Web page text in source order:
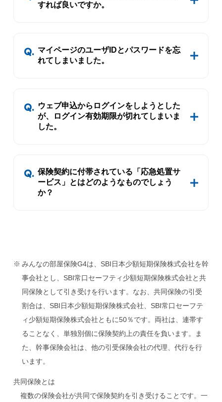
すれば良いですか。
マイページのユーザIDとパスワードを忘
れてしまいました。
ウェブ申込からログインをしようとした
が、ログイン有効期限が切れてしまいま
した。
保険契約に付帯されている「応急処置サ
ービス」とはどのようなものでしょう
か？
みんなの部屋保険G4は、SBI日本少額短期保険株式会社を幹
事会社とし、SBI常口セーフティ少額短期保険株式会社と共
同保険として引き受けを行います。なお、共同保険の引受
割合は、SBI日本少額短期保険株式会社、SBI常口セーフテ
ィ少額短期保険株式会社ともに50％です。両社は、連帯す
ることなく、単独別個に保険契約上の責任を負います。ま
た、幹事保険会社は、他の引受保険会社の代理、代行を行
います。
共同保険とは
複数の保険会社が共同で保険契約を引き受けることです。一